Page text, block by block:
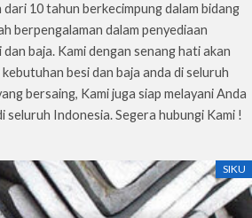
10 tahun berkecimpung dalam bidang
berpengalaman dalam penyediaan
baja. Kami dengan senang hati akan
besi dan baja anda di seluruh
bersaing, Kami juga siap melayani Anda
seluruh Indonesia. Segera hubungi Kami !
SIKU